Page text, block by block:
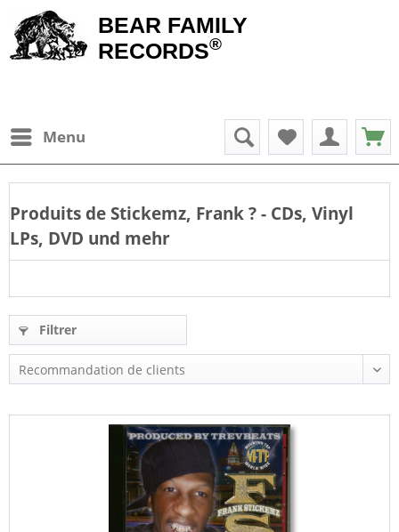
BEAR FAMILY
RECORDS®
Menu
Produits de Stickemz, Frank? - CDs, Vinyl
LPs, DVD und mehr
Filtrer